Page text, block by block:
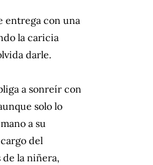
entrega con una
la caricia
darle.
a sonreír con
solo lo
a su
del
la niñera,